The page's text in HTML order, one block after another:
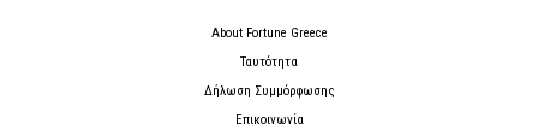
About Fortune Greece
Ταυτότητα
Δήλωση Συμμόρφωσης
Επικοινωνία